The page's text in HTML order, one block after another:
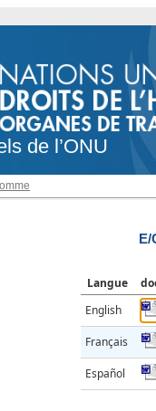
de l’ONU
E/
Langue
English
Français
Español